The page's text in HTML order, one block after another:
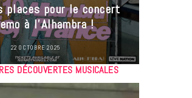
places pour le concert
à l’Alhambra !
22 OCTOBRE 2025
DÉCOUVERTES MUSICALES